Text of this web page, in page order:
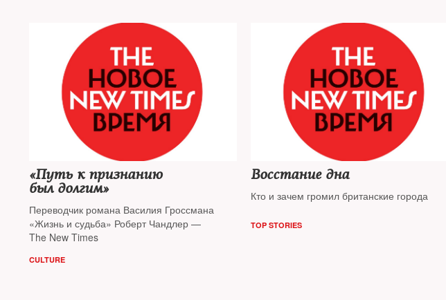
«Путь к признанию
был долгим»
Переводчик романа Василия Гроссмана
«Жизнь и судьба» Роберт Чандлер —
The New Times
CULTURE
Восстание дна
Кто и зачем громил британские города
TOP STORIES